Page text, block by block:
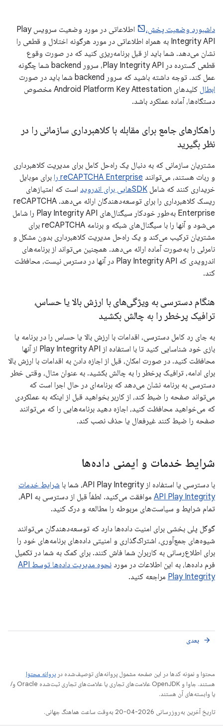
داشبورد وضعیت پخش،
اطلاعاتی در مورد وضعیت سرویس Play
Integrity API به همراه اطلاعاتی در مورد هرگونه اختلال و قطعی را
نشان می‌دهد. شما باید از قبل برنامه‌ریزی کنید که در صورت وقوع
قطعی گسترده در Play Integrity API، سرور backend شما چگونه
عمل کند. توجه داشته باشید که سرور backend شما باید در صورت
ابطال
کلیدهای Android Platform Key Attestation مخصوص
دستگاه‌ها، آماده عملکرد باشد.
راهکارهای جامع برای مقابله با کلاهبرداری سازمانی را در
نظر بگیرید
مشتریان سازمانی که به دنبال یک راه‌حل کامل برای مدیریت کلاهبرداری
و ربات هستند، می‌توانند reCAPTCHA Enterprise را
برای موبایل
خریداری کنند که شامل SDKهایی برای اندروید
است که امتیازهای
ریسک کلاهبرداری را برای توسعه‌دهندگان ارائه می‌دهد. reCAPTCHA
Enterprise به‌طور خودکار سیگنال‌های Play Integrity API را شامل
می‌شود و آنها را با سیگنال‌های شبکه و برنامه reCAPTCHA برای
مشتریان ترکیب می‌کند و یک راه‌حل مدیریت کلاهبرداری بدون مشکل و
نامرئی را به‌صورت آماده ارائه می‌دهد. همچنین می‌تواند از برنامه‌های
اندرویدی که Play Integrity API در آنها در دسترس نیست، محافظت
کند.
هنگام دسترسی به ویژگی‌های با ارزش بالا یا حساس،
ترافیک پرخطر را به چالش بکشید
به جای رد کامل دسترسی، اقدامات با ارزش بالا یا حساس را در برنامه یا
بازی خود شناسایی کنید تا با استفاده از Play Integrity API از آنها
محافظت کنید. در صورت امکان، قبل از اجازه دادن به اقدامات با ارزش بالا
برای ادامه، ترافیک پرخطر را به چالش بکشید. به عنوان مثال، وقتی خطر
دسترسی به برنامه نشان می‌دهد که برنامه‌ای در حال اجرا است که
می‌تواند صفحه را ضبط کند، از کاربر بخواهید قبل از اینکه به عملکردی
که می‌خواهید محافظت کنید، اجازه دهید برنامه‌هایی را که می‌توانند
صفحه را ضبط کنند غیرفعال یا حذف نصب کند.
شرایط خدمات و ایمنی داده‌ها
با دسترسی یا استفاده از API Play Integrity، شما با
شرایط خدمات
API Play Integrity
موافقت می‌کنید. لطفاً قبل از دسترسی به API،
تمام شرایط و سیاست‌های مربوطه را مطالعه و درک کنید.
گوگل پلی بخشی برای امنیت داده‌ها دارد که توسعه‌دهندگان می‌توانند
شیوه‌های جمع‌آوری، اشتراک‌گذاری و امنیتی داده‌های برنامه‌های خود را
برای اطلاع‌رسانی به کاربران شما فاش کنند. برای کمک به شما در تکمیل
فرم داده‌ها، به این اطلاعات در مورد
نحوه مدیریت داده‌ها توسط API
Play Integrity مراجعه کنید.
بعدی arrow_forward
محتوا و نمونه کدها در این صفحه مشمول پروانه‌های توصیف‌شده در پروانه محتوا
هستند. جاوا و OpenJDK علامت‌های تجاری یا علامت‌های تجاری ثبت‌شده Oracle و/
یا وابسته‌های آن هستند.
تاریخ آخرین به‌روزرسانی 2026-04-20 به‌وقت ساعت هماهنگ جهانی.